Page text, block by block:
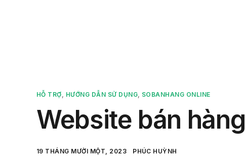
HỖ TRỢ, HƯỚNG DẪN SỬ DỤNG, SOBANHANG ONLINE
Website bán hàng
19 THÁNG MƯỜI MỘT, 2023 PHÚC HUỲNH